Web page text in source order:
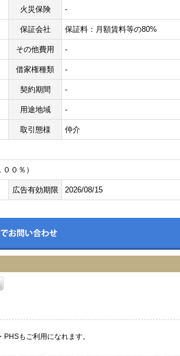
火災保険 -
保証会社 保証料：月額賃料等の80%
その他費用 -
借家権種類 -
契約期間 -
用途地域 -
取引態様 仲介
０％）
広告有効期限 2026/08/15
PHSもご利用になれます。